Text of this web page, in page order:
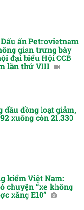
Dấu ấn Petrovietnam
gian trưng bày
đại biểu Hội CCB
lần thứ VIII
dầu đồng loạt giảm,
xuống còn 21.330
kiểm Việt Nam:
chuyện “xe không
xăng E10”